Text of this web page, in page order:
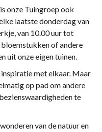
onze Tuingroep ook
laatste donderdag van
van 10.00 uur tot
bloemstukken of andere
uit onze eigen tuinen.
met elkaar. Maar
op pad om andere
te
van de natuur en